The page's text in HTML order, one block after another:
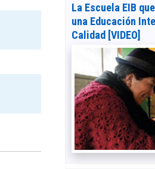
La Escuela EIB
una Educación
Calidad [VIDEO]